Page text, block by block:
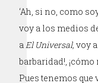
‘Ah, si no, como
voy a los medios
aEl Universal, voy
barbaridad!,
Pues tenemos